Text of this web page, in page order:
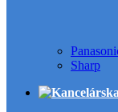
Sharp